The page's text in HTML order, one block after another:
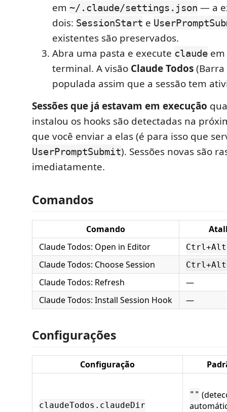
em ~/.claude/settings.json — a
dois: SessionStart e
existentes são preservados.
Abra uma pasta e execute claude
terminal. A visão Claude Todos
populada assim que a sessão tem
Sessões que já estavam em execução
instalou os hooks são detectadas na
que você enviar a elas (é para isso que
UserPromptSubmit). Sessões novas são
imediatamente.
Comandos
Comando
Claude Todos: Open in Editor
Claude Todos: Choose Session
Claude Todos: Refresh
—
Claude Todos: Install Session Hook
—
Configurações
Configuração
claudeTodos.claudeDir
""